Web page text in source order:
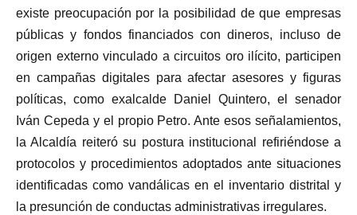
existe preocupación por la posibilidad de que empresas
públicas y fondos financiados con dineros, incluso de
origen externo vinculado a circuitos oro ilícito, participen
en campañas digitales para afectar asesores y figuras
políticas, como exalcalde Daniel Quintero, el senador
Iván Cepeda y el propio Petro. Ante esos señalamientos,
la Alcaldía reiteró su postura institucional refiriéndose a
protocolos y procedimientos adoptados ante situaciones
identificadas como vandálicas en el inventario distrital y
la presunción de conductas administrativas irregulares.